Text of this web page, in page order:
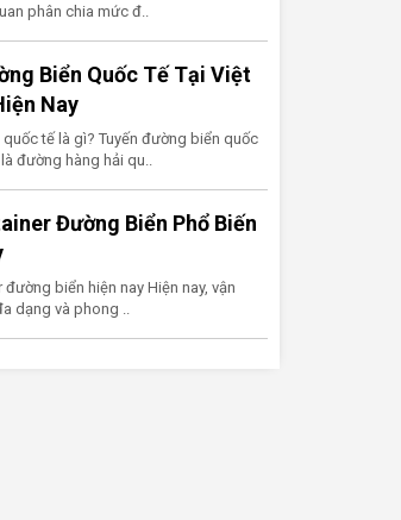
phân chia mức đ..
Biển Quốc Tế Tại Việt
Nay
quốc tế là gì? Tuyến đường biển quốc
đường hàng hải qu..
Đường Biển Phổ Biến
đường biển hiện nay Hiện nay, vận
dạng và phong ..